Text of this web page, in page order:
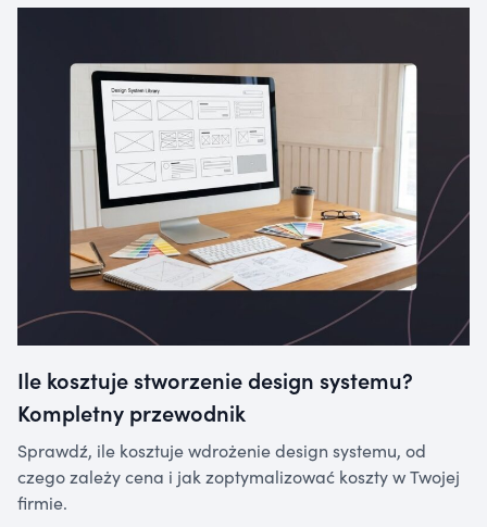
Ile kosztuje stworzenie design systemu?
Kompletny przewodnik
Sprawdź, ile kosztuje wdrożenie design systemu, od
czego zależy cena i jak zoptymalizować koszty w Twojej
firmie.